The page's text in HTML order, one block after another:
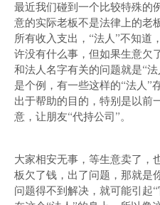
最近我们碰到一个比较特殊的
意的实际老板不是法律上的老
所有收入支出，“法人”不知道
许没有什么事，但如果生意欠
和法人名字有关的问题就是“
是个例，有一些这样的“法人”
出于帮助的目的，特别是以前
意，让朋友“代持公司”。
大家相安无事，等生意卖了，
板欠了钱，出了问题，那就是
问题得不到解决，就可能引起